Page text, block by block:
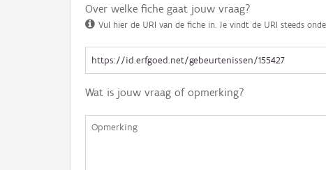
Over welke fiche gaat jouw vraag?
Vul hier de URI van de fiche in. Je vindt de URI steeds
Wat is jouw vraag of opmerking?